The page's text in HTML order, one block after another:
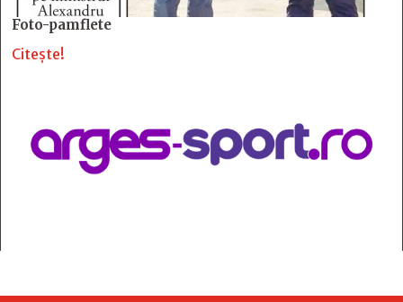
Foto-pamflete
Citește!